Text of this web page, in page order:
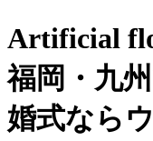
Artificial
福岡・九
婚式なら